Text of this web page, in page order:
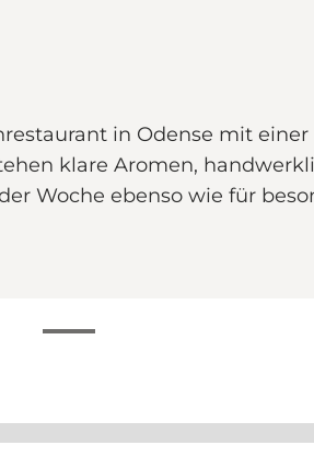
in Odense mit
klare Aromen,
Woche ebenso wie für